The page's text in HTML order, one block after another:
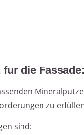
für die
zu
sind: